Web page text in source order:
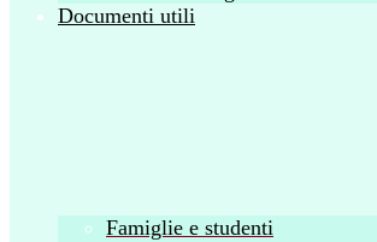
Documenti utili
Famiglie e studenti